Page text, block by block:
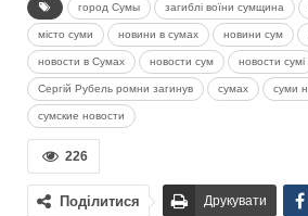
город Сумы загиблі воїни сумщина
місто суми новини в сумах новини сум
новости в Сумах новости сум новости сумі
Сергій Рубель ромни загинув сумах суми
сумские новости
226
Поділитися Друкувати